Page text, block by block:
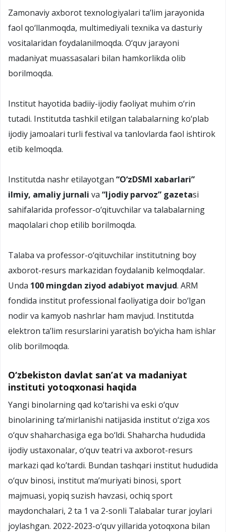
Zamonaviy axborot texnologiyalari ta’lim jarayonida
faol qо‘llanmoqda, multimediyali texnika va dasturiy
vositalaridan foydalanilmoqda. О‘quv jarayoni
madaniyat muassasalari bilan hamkorlikda olib
borilmoqda.
Institut hayotida badiiy-ijodiy faoliyat muhim о‘rin
tutadi. Institutda tashkil etilgan talabalarning kо‘plab
ijodiy jamoalari turli festival va tanlovlarda faol ishtirok
etib kelmoqda.
Institutda nashr etilayotgan “О‘zDSMI xabarlari”
ilmiy, amaliy jurnali va “Ijodiy parvoz” gazetasi
sahifalarida professor-о‘qituvchilar va talabalarning
maqolalari chop etilib borilmoqda.
Talaba va professor-о‘qituvchilar institutning boy
axborot-resurs markazidan foydalanib kelmoqdalar.
Unda 100 mingdan ziyod adabiyot mavjud. ARM
fondida institut professional faoliyatiga doir bо‘lgan
nodir va kamyob nashrlar ham mavjud. Institutda
elektron ta’lim resurslarini yaratish bо‘yicha ham ishlar
olib borilmoqda.
O‘zbekiston davlat san’at va madaniyat
instituti yotoqxonasi haqida
Yangi binolarning qad kо‘tarishi va eski о‘quv
binolarining ta’mirlanishi natijasida institut о‘ziga xos
о‘quv shaharchasiga ega bо‘ldi. Shaharcha hududida
ijodiy ustaxonalar, о‘quv teatri va axborot-resurs
markazi qad ko’tardi. Bundan tashqari institut hududida
о‘quv binosi, institut ma’muriyati binosi, sport
majmuasi, yopiq suzish havzasi, ochiq sport
maydonchalari, 2 ta 1 va 2-sonli Talabalar turar joylari
joylashgan. 2022-2023-о‘quv yillarida yotoqxona bilan